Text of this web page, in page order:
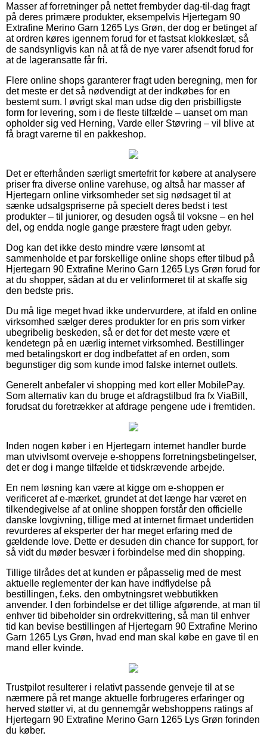
Masser af forretninger på nettet frembyder dag-til-dag fragt
på deres primære produkter, eksempelvis Hjertegarn 90
Extrafine Merino Garn 1265 Lys Grøn, der dog er betinget af
at ordren køres igennem forud for et fastsat klokkeslæt, så
de sandsynligvis kan nå at få de nye varer afsendt forud for
at de lageransatte får fri.
Flere online shops garanterer fragt uden beregning, men for
det meste er det så nødvendigt at der indkøbes for en
bestemt sum. I øvrigt skal man udse dig den prisbilligste
form for levering, som i de fleste tilfælde – uanset om man
opholder sig ved Herning, Varde eller Støvring – vil blive at
få bragt varerne til en pakkeshop.
Det er efterhånden særligt smertefrit for købere at analysere
priser fra diverse online varehuse, og altså har masser af
Hjertegarn online virksomheder set sig nødsaget til at
sænke udsalgspriserne på specielt deres bedst i test
produkter – til juniorer, og desuden også til voksne – en hel
del, og endda nogle gange præstere fragt uden gebyr.
Dog kan det ikke desto mindre være lønsomt at
sammenholde et par forskellige online shops efter tilbud på
Hjertegarn 90 Extrafine Merino Garn 1265 Lys Grøn forud for
at du shopper, sådan at du er velinformeret til at skaffe sig
den bedste pris.
Du må lige meget hvad ikke undervurdere, at ifald en online
virksomhed sælger deres produkter for en pris som virker
ubegribelig beskeden, så er det for det meste være et
kendetegn på en uærlig internet virksomhed. Bestillinger
med betalingskort er dog indbefattet af en orden, som
begunstiger dig som kunde imod falske internet outlets.
Generelt anbefaler vi shopping med kort eller MobilePay.
Som alternativ kan du bruge et afdragstilbud fra fx ViaBill,
forudsat du foretrækker at afdrage pengene ude i fremtiden.
Inden nogen køber i en Hjertegarn internet handler burde
man utvivlsomt overveje e-shoppens forretningsbetingelser,
det er dog i mange tilfælde et tidskrævende arbejde.
En nem løsning kan være at kigge om e-shoppen er
verificeret af e-mærket, grundet at det længe har været en
tilkendegivelse af at online shoppen forstår den officielle
danske lovgivning, tillige med at internet firmaet undertiden
revurderes af eksperter der har meget erfaring med de
gældende love. Dette er desuden din chance for support, for
så vidt du møder besvær i forbindelse med din shopping.
Tillige tilrådes det at kunden er påpasselig med de mest
aktuelle reglementer der kan have indflydelse på
bestillingen, f.eks. den ombytningsret webbutikken
anvender. I den forbindelse er det tillige afgørende, at man til
enhver tid bibeholder sin ordrekvittering, så man til enhver
tid kan bevise bestillingen af Hjertegarn 90 Extrafine Merino
Garn 1265 Lys Grøn, hvad end man skal købe en gave til en
mand eller kvinde.
Trustpilot resulterer i relativt passende genveje til at se
nærmere på ret mange aktuelle forbrugeres erfaringer og
herved støtter vi, at du gennemgår webshoppens ratings af
Hjertegarn 90 Extrafine Merino Garn 1265 Lys Grøn forinden
du køber.